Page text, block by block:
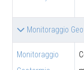
Monitoraggio
Monitoraggio